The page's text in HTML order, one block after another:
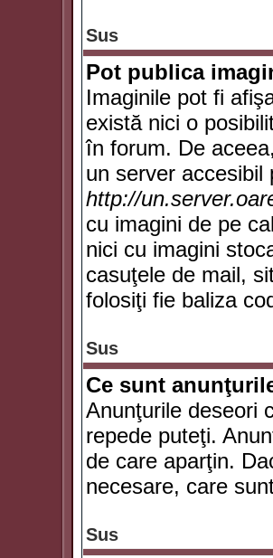
Sus
Pot publica
Imaginile pot fi
există nici o
în forum. De
un server accesibil
http://
cu imagini de pe
nici cu imagini
casuţele de mail,
folosiţi fie baliza
Sus
Ce sunt
Anunţurile deseori
repede puteţi.
de care aparţin.
necesare, care
Sus